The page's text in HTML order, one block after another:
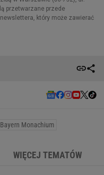
Bayern Monachium
WIĘCEJ TEMATÓW